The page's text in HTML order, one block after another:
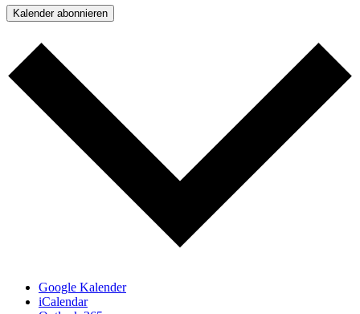
Kalender abonnieren
Google Kalender
iCalendar